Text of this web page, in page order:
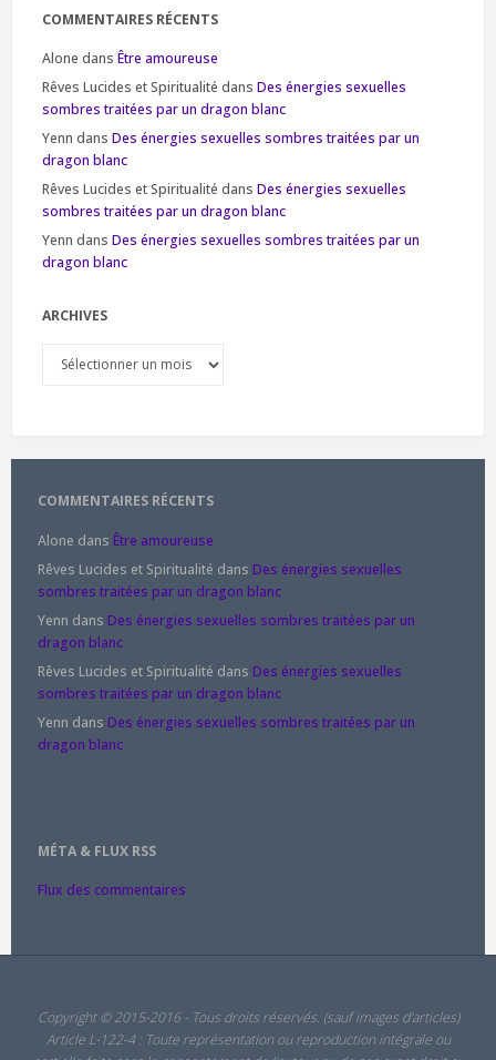
COMMENTAIRES RÉCENTS
Alone dans Être amoureuse
Rêves Lucides et Spiritualité dans Des énergies sexuelles
sombres traitées par un dragon blanc
Yenn dans Des énergies sexuelles sombres traitées par un
dragon blanc
Rêves Lucides et Spiritualité dans Des énergies sexuelles
sombres traitées par un dragon blanc
Yenn dans Des énergies sexuelles sombres traitées par un
dragon blanc
ARCHIVES
COMMENTAIRES RÉCENTS
Alone dans Être amoureuse
Rêves Lucides et Spiritualité dans Des énergies sexuelles
sombres traitées par un dragon blanc
Yenn dans Des énergies sexuelles sombres traitées par un
dragon blanc
Rêves Lucides et Spiritualité dans Des énergies sexuelles
sombres traitées par un dragon blanc
Yenn dans Des énergies sexuelles sombres traitées par un
dragon blanc
MÉTA & FLUX RSS
Flux des commentaires
Copyright © 2015-2016 - Tous droits réservés. (sauf images d'articles)
Article L-122-4 : Toute représentation ou reproduction intégrale ou